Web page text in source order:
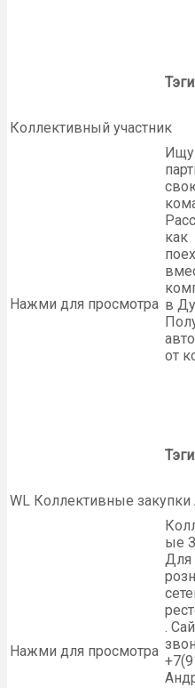
Коллективный участник
Нажми для просмотра
Ищу
как
в
от
WL Коллективные закупки
Нажми для просмотра
ые
Для
.